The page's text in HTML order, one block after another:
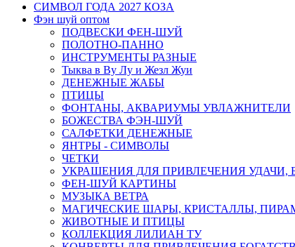
СИМВОЛ ГОДА 2027 КОЗА
Фэн шуй оптом
ПОДВЕСКИ ФЕН-ШУЙ
ПОЛОТНО-ПАННО
ИНСТРУМЕНТЫ РАЗНЫЕ
Тыква в Ву Лу и Жезл Жуи
ДЕНЕЖНЫЕ ЖАБЫ
ПТИЦЫ
ФОНТАНЫ, АКВАРИУМЫ УВЛАЖНИТЕЛИ
БОЖЕСТВА ФЭН-ШУЙ
САЛФЕТКИ ДЕНЕЖНЫЕ
ЯНТРЫ - СИМВОЛЫ
ЧЕТКИ
УКРАШЕНИЯ ДЛЯ ПРИВЛЕЧЕНИЯ УДАЧИ,
ФЕН-ШУЙ КАРТИНЫ
МУЗЫКА ВЕТРА
МАГИЧЕСКИЕ ШАРЫ, КРИСТАЛЛЫ,
ЖИВОТНЫЕ И ПТИЦЫ
КОЛЛЕКЦИЯ ЛИЛИАН ТУ